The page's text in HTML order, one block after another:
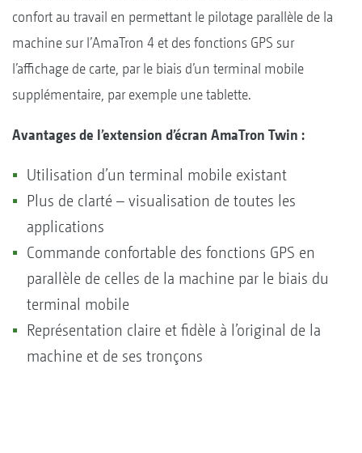
confort au travail en permettant le pilotage parallèle de la
machine sur l’AmaTron 4 et des fonctions GPS sur
l’affichage de carte, par le biais d’un terminal mobile
supplémentaire, par exemple une tablette.
Avantages de l’extension d’écran AmaTron Twin :
Utilisation d’un terminal mobile existant
Plus de clarté – visualisation de toutes les
applications
Commande confortable des fonctions GPS en
parallèle de celles de la machine par le biais du
terminal mobile
Représentation claire et fidèle à l’original de la
machine et de ses tronçons